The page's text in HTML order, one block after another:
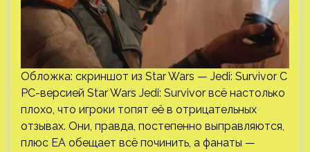
Обложка: скриншот из Star Wars — Jedi: Survivor С
PC-версией Star Wars Jedi: Survivor всё настолько
плохо, что игроки топят её в отрицательных
отзывах. Они, правда, постепенно выправляются,
плюс EA обещает всё починить, а фанаты —